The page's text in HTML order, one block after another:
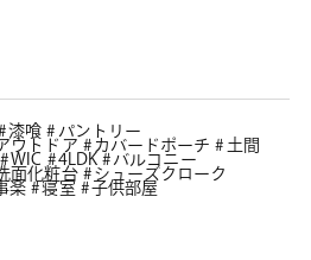
漆喰
パントリー
ウトドア カバードポーチ
土間
WIC 4LDK
バルコニー
面化粧台
シューズクローク
楽 寝室 子供部屋